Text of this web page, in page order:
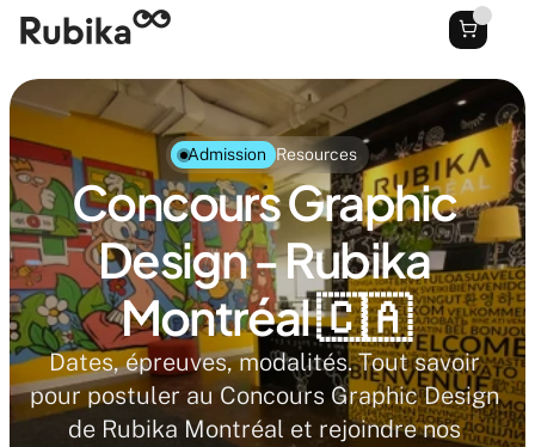
Admission Resources
Concours Graphic
Design - Rubika
Montréal 🇨🇦
Dates, épreuves, modalités. Tout savoir
pour postuler au Concours Graphic Design
de Rubika Montréal et rejoindre nos